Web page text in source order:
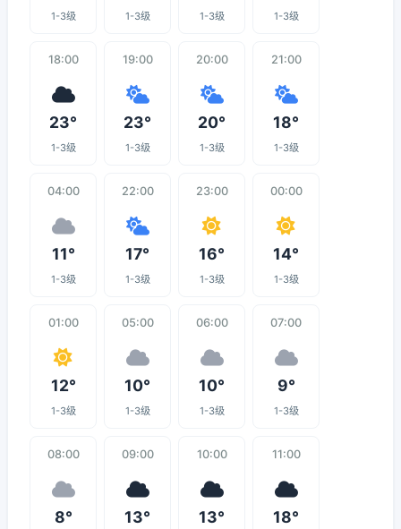
1-3级 1-3级 1-3级 1-3级
18:00
23°
1-3级
19:00
23°
1-3级
20:00
20°
1-3级
21:00
18°
1-3级
04:00
11°
1-3级
22:00
17°
1-3级
23:00
16°
1-3级
00:00
14°
1-3级
01:00
12°
1-3级
05:00
10°
1-3级
06:00
10°
1-3级
07:00
9°
1-3级
08:00
8°
09:00
13°
10:00
13°
11:00
18°